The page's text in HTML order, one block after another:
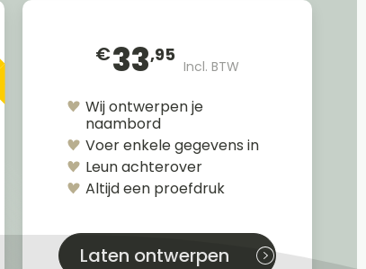
€33,95
Incl. BTW
Wij ontwerpen je
naambord
Voer enkele gegevens in
Leun achterover
Altijd een proefdruk
Laten ontwerpen